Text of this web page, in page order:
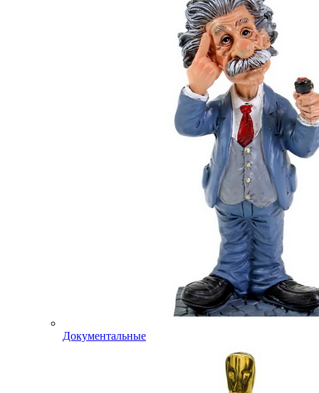
Документальные